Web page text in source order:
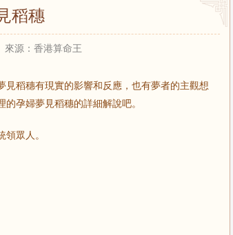
稻穗
源：香港算命王
稻穗有現實的影響和反應，也有夢者的主觀想
孕婦夢見稻穗的詳細解說吧。
眾人。